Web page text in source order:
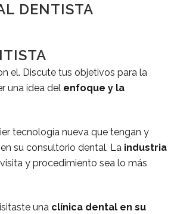
DENTISTA
el. Discute tus objetivos para la
una idea del enfoque y la
tecnología nueva que tengan y
su consultorio dental. La industria
y procedimiento sea lo más
una clínica dental en su